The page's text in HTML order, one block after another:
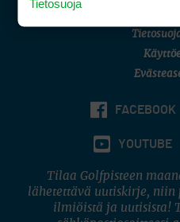
(digi)
FACEBOOK
YOUTUBE
Tilaa Golfpisteen
lähetettävä uutiskirje, niin
ilmiöistä ja uutisista!
Tietosuoja